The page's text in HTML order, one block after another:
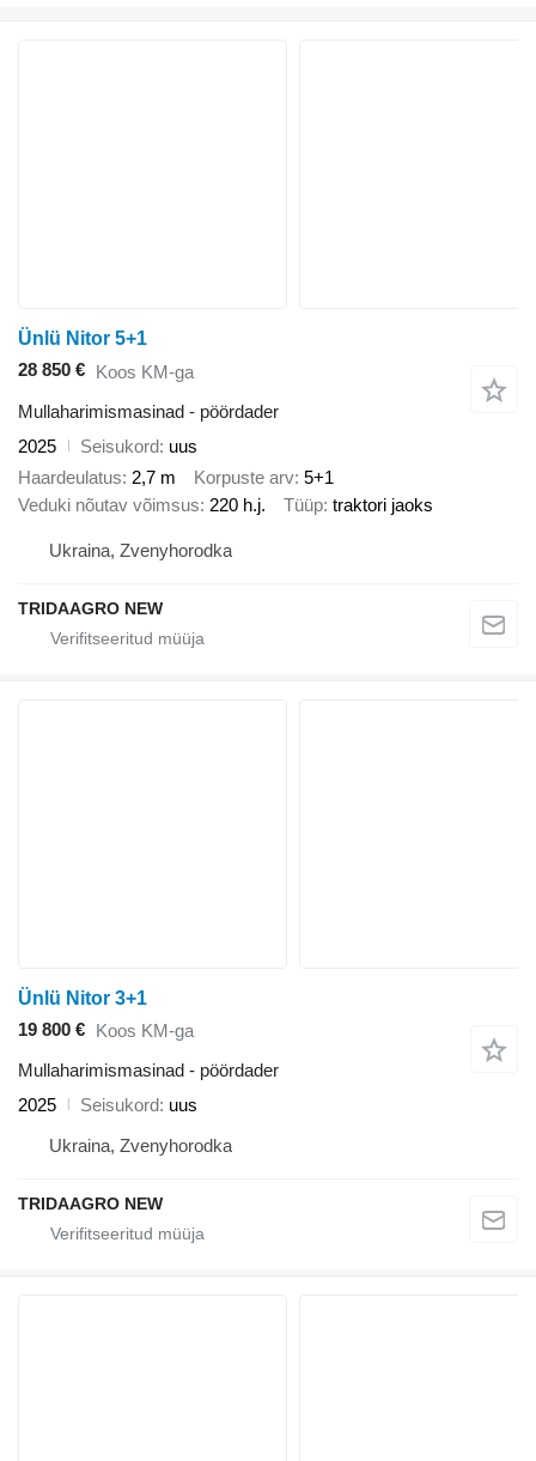
Ünlü Nitor 5+1
28 850 € Koos KM-ga
Mullaharimismasinad - pöördader
2025
Seisukord uus
Haardeulatus 2,7 m Korpuste arv 5+1
Veduki nõutav võimsus 220 h.j. Tüüp traktori jaoks
Ukraina, Zvenyhorodka
TRIDAAGRO NEW
Ünlü Nitor 3+1
19 800 € Koos KM-ga
Mullaharimismasinad - pöördader
2025
Seisukord uus
Ukraina, Zvenyhorodka
TRIDAAGRO NEW